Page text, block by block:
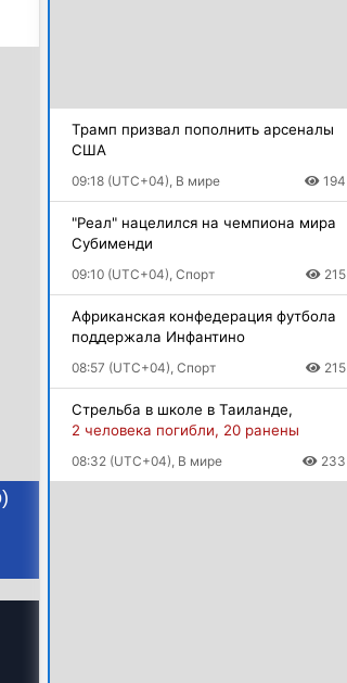
Трамп призвал пополнить арсеналы
США
09:18 (UTC+04), В мире 194
"Реал" нацелился на чемпиона мира
Субименди
09:10 (UTC+04), Спорт 215
Африканская конфедерация футбола
поддержала Инфантино
08:57 (UTC+04), Спорт 215
Стрельба в школе в Таиланде,
2 человека погибли, 20 ранены
08:32 (UTC+04), В мире 233